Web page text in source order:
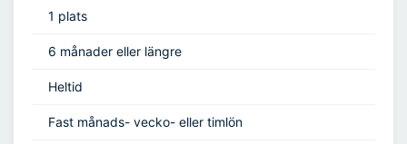
1 plats
6 månader eller längre
Heltid
Fast månads- vecko- eller timlön